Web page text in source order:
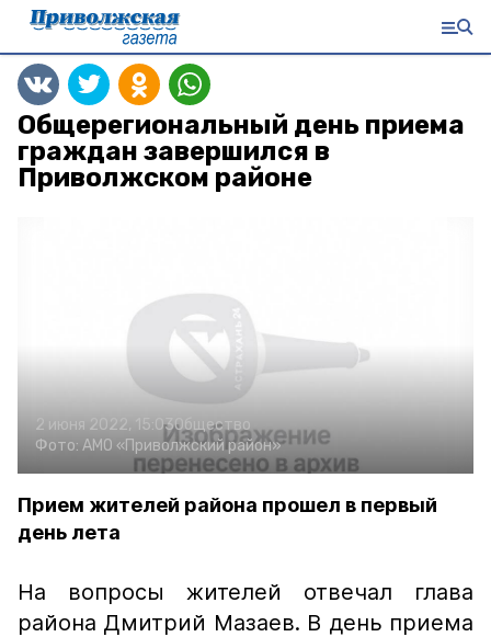
Общерегиональный день приема
граждан завершился в
Приволжском районе
2 июня 2022, 15:03Общество
Фото: АМО «Приволжский район»
Прием жителей района прошел в первый
день лета
На вопросы жителей отвечал глава
района Дмитрий Мазаев. В день приема